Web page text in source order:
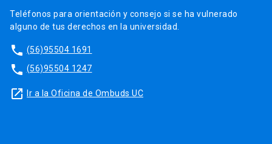
Teléfonos para orientación y consejo si se ha vulnerado
alguno de tus derechos en la universidad.
phone (56)95504 1691
phone (56)95504 1247
launch Ir a la Oficina de Ombuds UC